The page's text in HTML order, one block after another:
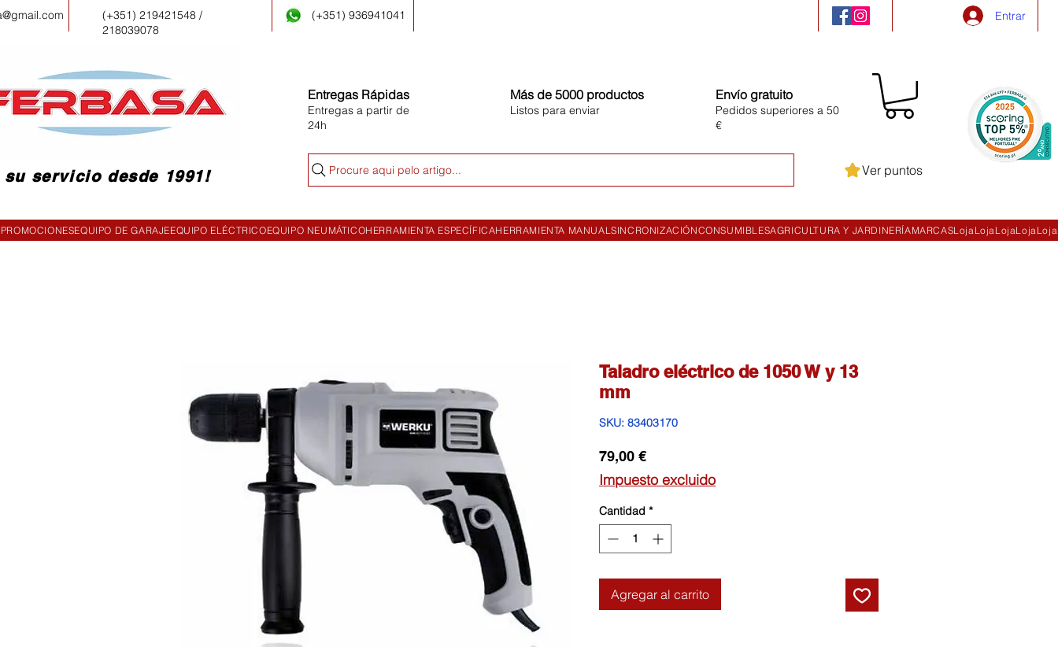
(+351) 219421548 /
218039078
(+351) 936941041 Entrar
su servicio desde 1991!
Entregas Rápidas
Entregas a partir de
24h
Más de 5000 productos
Listos para enviar
Envío gratuito
Pedidos superiores a 50
€
Procure aqui pelo artigo... Ver puntos
PROMOCIONESEQUIPO DE GARAJEEQUIPO ELÉCTRICOEQUIPO NEUMÁTICOHERRAMIENTA ESPECÍFICAHERRAMIENTA MANUALSINCRONIZACIÓNCONSUMIBLESAGRICULTURA Y JARDINERÍAMARCASLojaLojaLojaLojaLoja
Taladro eléctrico de 1050 W y 13
mm
SKU: 83403170
79,00 €Precio
Impuesto excluido
Cantidad *
Agregar al carrito